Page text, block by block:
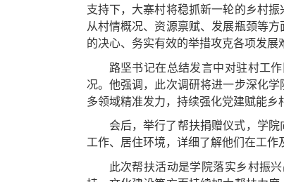
支持下，大寨村将稳抓新一轮的乡村
从村情概况、资源禀赋、发展瓶颈等
的决心、务实有效的举措攻克各项发展
路坚书记在总结发言中对驻村工
况。他强调，此次调研将进一步深化
多领域精准发力，持续强化党建赋能乡
会后，举行了帮扶捐赠仪式，学院
工作、 居住环境，详细了解他们在工作
此次帮扶活动是学院落实乡村振